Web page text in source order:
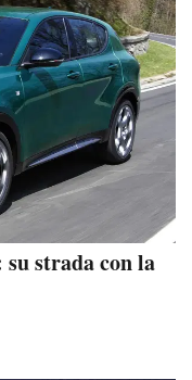
strada con la